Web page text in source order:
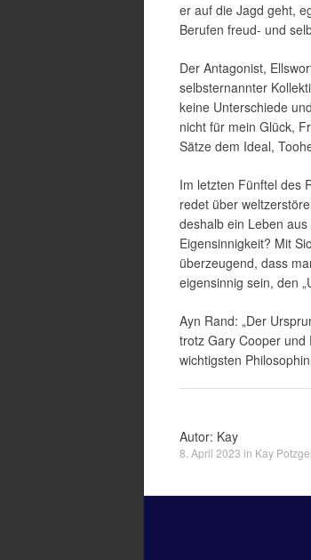
er auf die Jagd geht,
Berufen freud- und
Der Antagonist,
selbsternannter
keine Unterschiede
nicht für mein Glück,
Sätze dem Ideal,
Im letzten Fünftel des
redet über
deshalb ein Leben
Eigensinnigkeit? Mit
überzeugend, dass
eigensinnig sein, den
Ayn Rand: „Der
trotz Gary Cooper und
wichtigsten
Autor: Kay
8. April 2023 in Kay